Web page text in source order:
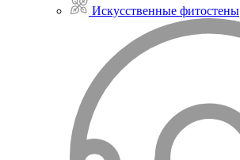
Искусственные фитостены